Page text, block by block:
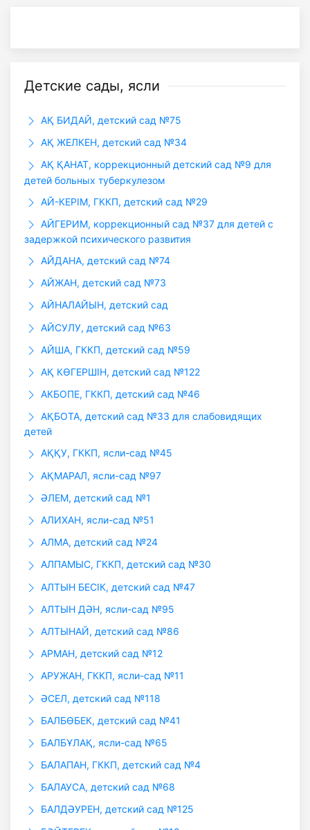
Детские сады, ясли
АҚ БИДАЙ, детский сад №75
АҚ ЖЕЛКЕН, детский сад №34
АҚ ҚАНАТ, коррекционный детский сад №9 для
детей больных туберкулезом
АЙ-КЕРІМ, ГККП, детский сад №29
АЙГЕРИМ, коррекционный сад №37 для детей с
задержкой психического развития
АЙДАНА, детский сад №74
АЙЖАН, детский сад №73
АЙНАЛАЙЫН, детский сад
АЙСУЛУ, детский сад №63
АЙША, ГККП, детский сад №59
АҚ КӨГЕРШІН, детский сад №122
АКБОПЕ, ГККП, детский сад №46
АҚБОТА, детский сад №33 для слабовидящих
детей
АҚҚУ, ГККП, ясли-сад №45
АҚМАРАЛ, ясли-сад №97
ӘЛЕМ, детский сад №1
АЛИХАН, ясли-сад №51
АЛМА, детский сад №24
АЛПАМЫС, ГККП, детский сад №30
АЛТЫН БЕСIК, детский сад №47
АЛТЫН ДӘН, ясли-сад №95
АЛТЫНАЙ, детский сад №86
АРМАН, детский сад №12
АРУЖАН, ГККП, ясли-сад №11
ӘСЕЛ, детский сад №118
БАЛБӨБЕК, детский сад №41
БАЛБҰЛАҚ, ясли-сад №65
БАЛАПАН, ГККП, детский сад №4
БАЛАУСА, детский сад №68
БАЛДӘУРЕН, детский сад №125